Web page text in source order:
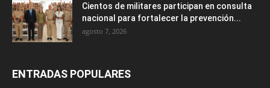
Cientos de militares participan en consulta
nacional para fortalecer la prevención...
agosto 7, 2026
ENTRADAS POPULARES